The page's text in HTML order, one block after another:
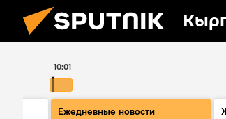
10:01
Ежедневные новости